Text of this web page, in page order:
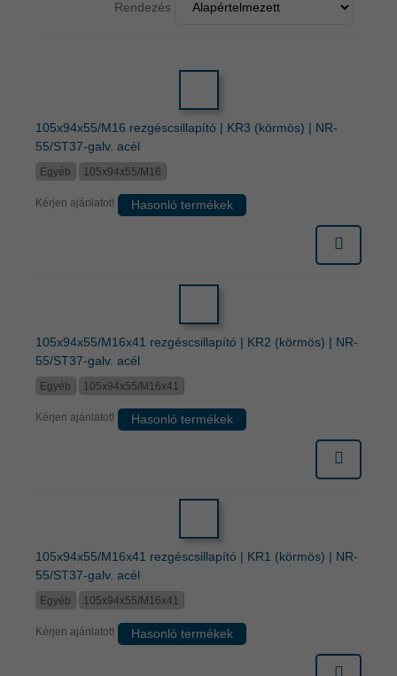
Rendezés
105x94x55/M16 rezgéscsillapító | KR3 (körmös) | NR-
55/ST37-galv. acél
Egyéb 105x94x55/M16
Kérjen ajánlatot! Hasonló termékek
105x94x55/M16x41 rezgéscsillapító | KR2 (körmös) | NR-
55/ST37-galv. acél
Egyéb 105x94x55/M16x41
Kérjen ajánlatot! Hasonló termékek
105x94x55/M16x41 rezgéscsillapító | KR1 (körmös) | NR-
55/ST37-galv. acél
Egyéb 105x94x55/M16x41
Kérjen ajánlatot! Hasonló termékek